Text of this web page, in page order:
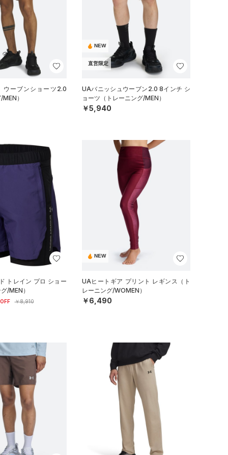
ウーブンショーツ2.0
）
NEW
直営限定
UAバニッシュウーブン2.0 8インチ シ
ョーツ（トレーニング/MEN）
￥5,940
トレイン プロ ショー
/MEN）
￥8,910
NEW
UAヒートギア プリント レギンス（ト
レーニング/WOMEN）
￥6,490